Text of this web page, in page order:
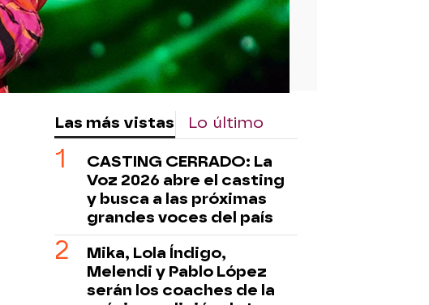
Las más vistas Lo último
CASTING CERRADO: La
Voz 2026 abre el casting
y busca a las próximas
grandes voces del país
Mika, Lola Índigo,
Melendi y Pablo López
serán los coaches de la